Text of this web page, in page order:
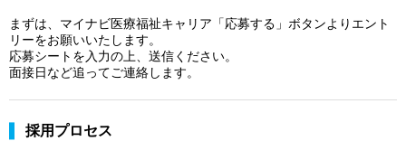
まずは、マイナビ医療福祉キャリア「応募する」ボタンよりエント
リーをお願いいたします。
応募シートを入力の上、送信ください。
面接日など追ってご連絡します。
採用プロセス